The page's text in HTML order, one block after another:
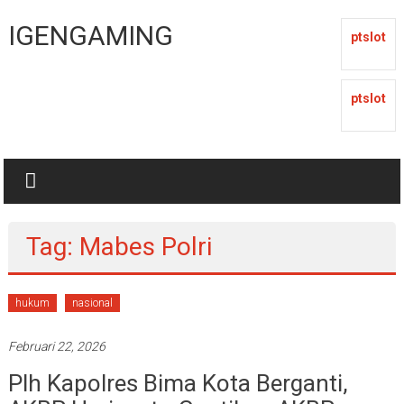
ke
konten
IGENGAMING ptslot
ptslot
Tag: Mabes Polri
hukum nasional
Februari 22, 2026
Plh Kapolres Bima Kota Berganti,